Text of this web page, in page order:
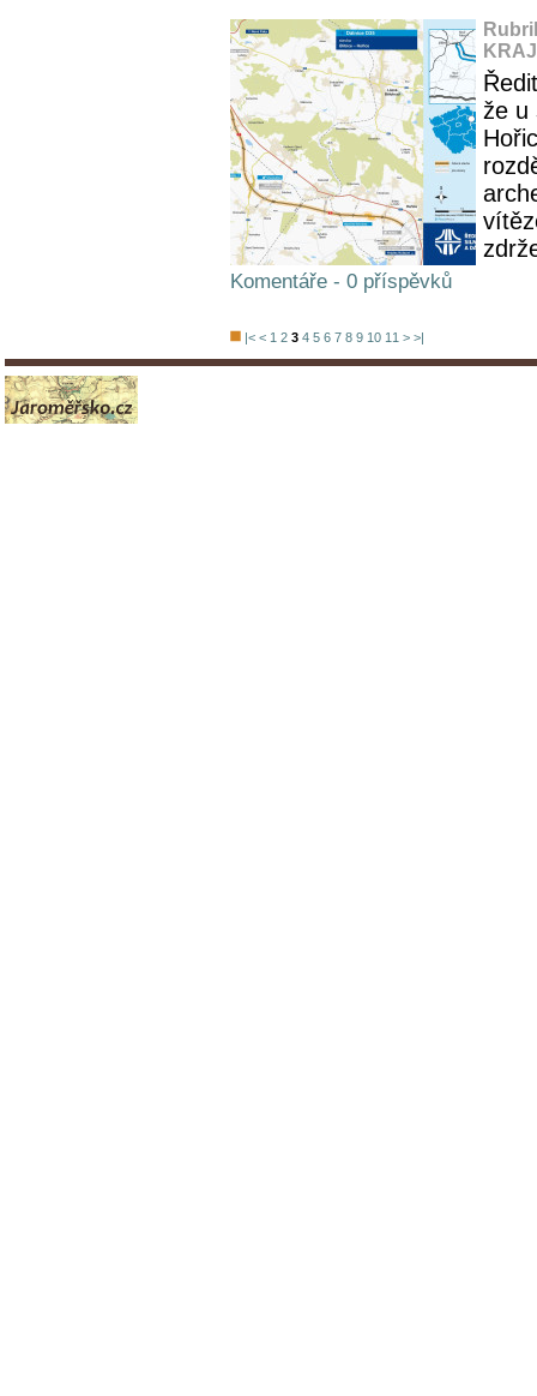
že u
Komentáře - 0 příspěvků
|< < 1 2 3 4 5 6 7 8 9 10 11 > >|